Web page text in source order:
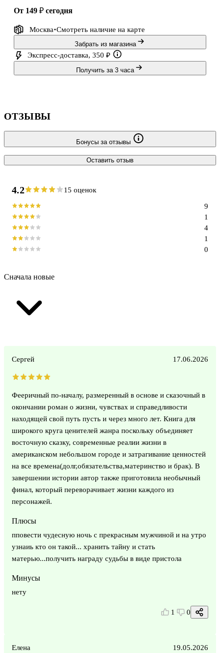
от 149 ₽ сегодня
Москва Смотреть наличие на карте
Забрать из магазина
Экспресс-доставка, 350 ₽
Получить за 3 часа
ОТЗЫВЫ
Бонусы за отзывы
Оставить отзыв
4.2 15 оценок
0
1
4
1
9
Сначала новые
Сергей 17.06.2026
Фееричный по-началу, размеренный в основе и сказочный в
окончании роман о жизни, чувствах и справедливости
находящей свой путь пусть и через много лет. Книга для
широкого круга ценителей жанра поскольку объединяет
восточную сказку, современные реалии жизни в
американском небольшом городе и затрагивание ценностей
на все времена(долг,обязательства,материнство и брак). В
завершении истории автор также приготовила необычный
финал, который переворачивает жизни каждого из
персонажей.
Плюсы
пповести чудесную ночь с прекрасным мужчиной и на утро
узнаиь кто он такой... хранить тайну и стать
матерью...получить награду судьбы в виде пристола
Минусы
нету
1 0
Елена 19.05.2026